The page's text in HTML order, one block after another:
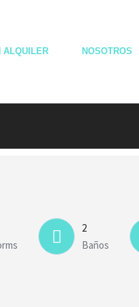
ALQUILER NOSOTROS
2
Baños